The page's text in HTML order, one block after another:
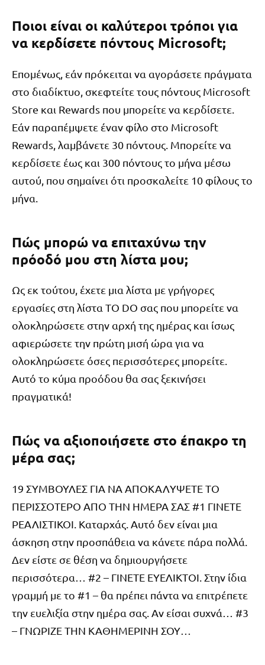
Ποιοι είναι οι καλύτεροι τρόποι για
να κερδίσετε πόντους Microsoft;
Επομένως, εάν πρόκειται να αγοράσετε πράγματα
στο διαδίκτυο, σκεφτείτε τους πόντους Microsoft
Store και Rewards που μπορείτε να κερδίσετε.
Εάν παραπέμψετε έναν φίλο στο Microsoft
Rewards, λαμβάνετε 30 πόντους. Μπορείτε να
κερδίσετε έως και 300 πόντους το μήνα μέσω
αυτού, που σημαίνει ότι προσκαλείτε 10 φίλους το
μήνα.
Πώς μπορώ να επιταχύνω την
πρόοδό μου στη λίστα μου;
Ως εκ τούτου, έχετε μια λίστα με γρήγορες
εργασίες στη λίστα TO DO σας που μπορείτε να
ολοκληρώσετε στην αρχή της ημέρας και ίσως
αφιερώσετε την πρώτη μισή ώρα για να
ολοκληρώσετε όσες περισσότερες μπορείτε.
Αυτό το κύμα προόδου θα σας ξεκινήσει
πραγματικά!
Πώς να αξιοποιήσετε στο έπακρο τη
μέρα σας;
19 ΣΥΜΒΟΥΛΕΣ ΓΙΑ ΝΑ ΑΠΟΚΑΛΥΨΕΤΕ ΤΟ
ΠΕΡΙΣΣΟΤΕΡΟ ΑΠΟ ΤΗΝ ΗΜΕΡΑ ΣΑΣ #1 ΓΙΝΕΤΕ
ΡΕΑΛΙΣΤΙΚΟΙ. Καταρχάς. Αυτό δεν είναι μια
άσκηση στην προσπάθεια να κάνετε πάρα πολλά.
Δεν είστε σε θέση να δημιουργήσετε
περισσότερα… #2 – ΓΙΝΕΤΕ ΕΥΕΛΙΚΤΟΙ. Στην ίδια
γραμμή με το #1 – θα πρέπει πάντα να επιτρέπετε
την ευελιξία στην ημέρα σας. Αν είσαι συχνά… #3
– ΓΝΩΡΙΖΕ ΤΗΝ ΚΑΘΗΜΕΡΙΝΗ ΣΟΥ…